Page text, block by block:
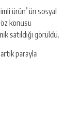
ürün”ün sosyal
konusu
satıldığı görüldü.
parayla